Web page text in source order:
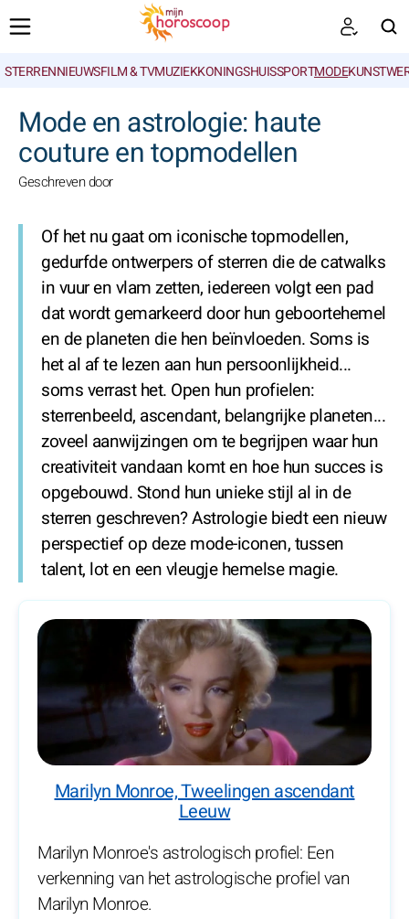
STERRENNIEUWSFILM & TVMUZIEKKONINGSHUISSPORTMODE
Mode en astrologie: haute
couture en topmodellen
Geschreven door
Of het nu gaat om iconische topmodellen,
gedurfde ontwerpers of sterren die de catwalks
in vuur en vlam zetten, iedereen volgt een pad
dat wordt gemarkeerd door hun geboortehemel
en de planeten die hen beïnvloeden. Soms is
het al af te lezen aan hun persoonlijkheid...
soms verrast het. Open hun profielen:
sterrenbeeld, ascendant, belangrijke planeten...
zoveel aanwijzingen om te begrijpen waar hun
creativiteit vandaan komt en hoe hun succes is
opgebouwd. Stond hun unieke stijl al in de
sterren geschreven? Astrologie biedt een nieuw
perspectief op deze mode-iconen, tussen
talent, lot en een vleugje hemelse magie.
Marilyn Monroe, Tweelingen ascendant
Leeuw
Marilyn Monroe's astrologisch profiel: Een
verkenning van het astrologische profiel van
Marilyn Monroe.